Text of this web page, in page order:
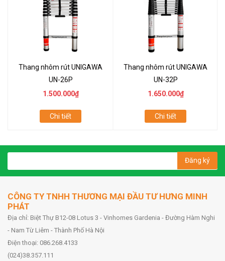
Thang nhôm rút UNIGAWA
UN-26P
1.500.000₫
Chi tiết
Thang nhôm rút UNIGAWA
UN-32P
1.650.000₫
Chi tiết
Đăng ký
CÔNG TY TNHH THƯƠNG MẠI ĐẦU TƯ HƯNG MINH
PHÁT
Địa chỉ: Biệt Thự B12-08 Lotus 3 - Vinhomes Gardenia - Đường Hàm Nghi
- Nam Từ Liêm - Thành Phố Hà Nội
Điện thoại: 086.268.4133
(024)38.357.111